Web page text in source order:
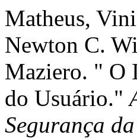
Matheus,
Newton C.
Maziero. " O
do Usuário."
Segurança